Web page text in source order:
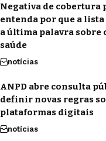
Negativa de cobertura
entenda por que a
a última palavra sobre
saúde
notícias
ANPD abre consulta
definir novas regras
plataformas digitais
notícias